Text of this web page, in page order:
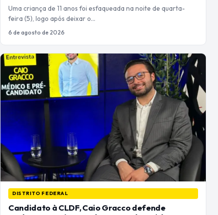
Uma criança de 11 anos foi esfaqueada na noite de quarta-
feira (5), logo após deixar o…
6 de agosto de 2026
DISTRITO FEDERAL
Candidato à CLDF, Caio Gracco defende